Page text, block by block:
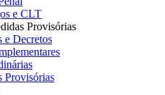
e CLT
Provisórias
e Decretos
Provisórias